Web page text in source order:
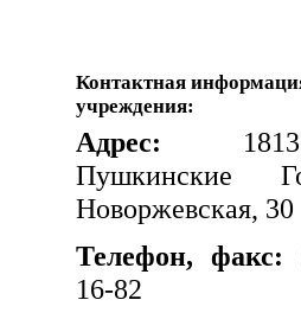
Контактная
учреждения:
Адрес:
Пушкинские
Новоржевская, 30
Телефон, факс:
16-82